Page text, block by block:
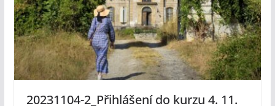
20231104-2_Přihlášení do kurzu 4. 11.